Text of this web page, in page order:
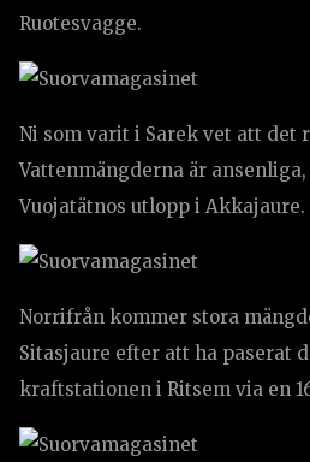
Ruotesvagge.
Ni som varit i Sarek vet att det
Vattenmängderna är
Vuojatätnos utlopp i Akkajaure.
Norrifrån kommer stora
Sitasjaure efter att ha paserat
kraftstationen i Ritsem via en